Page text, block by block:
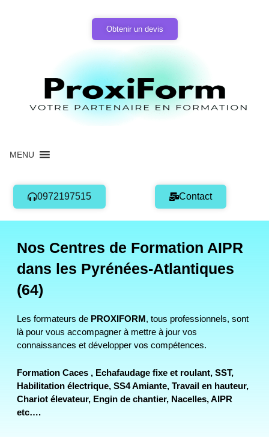
Obtenir un devis
MENU
0972197515 Contact
Nos Centres de Formation AIPR
dans les Pyrénées-Atlantiques
(64)
Les formateurs de PROXIFORM, tous professionnels, sont
là pour vous accompagner à mettre à jour vos
connaissances et développer vos compétences.
Formation Caces , Echafaudage fixe et roulant, SST,
Habilitation électrique, SS4 Amiante, Travail en hauteur,
Chariot élevateur, Engin de chantier, Nacelles, AIPR
etc….